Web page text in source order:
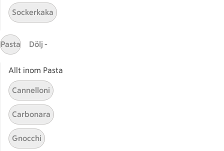
Här hittar du alla goda recept du har sparat och
Sidfot
Start
Få snabbt svar
FAQ
Sockerkaka
Pasta Dölj -
Allt inom Pasta
Cannelloni
Carbonara
Gnocchi